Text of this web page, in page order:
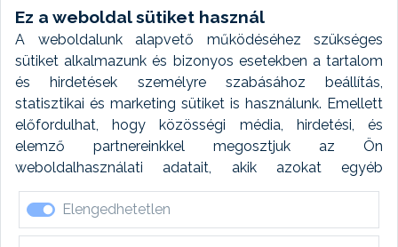
Ez a weboldal sütiket használ
A weboldalunk alapvető működéséhez szükséges
sütiket alkalmazunk és bizonyos esetekben a tartalom
és hirdetések személyre szabásához beállítás,
statisztikai és marketing sütiket is használunk. Emellett
előfordulhat, hogy közösségi média, hirdetési, és
elemző partnereinkkel megosztjuk az Ön
weboldalhasználati adatait, akik azokat egyéb
forrásokból gyűjtött adatokkal kombinálhatják. A sütik
elfogadásával kapcsolatosan naplózást végzünk és
ezen adatokat 6 hónap után automatikusan töröljük. A
Elengedhetetlen
Weboldal modul
Fényképtár extra modul
Autómosó modul
Feladatütemezés